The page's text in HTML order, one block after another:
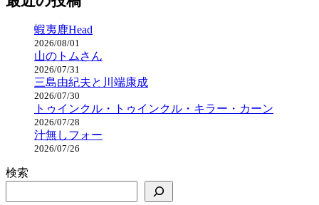
蝦夷鹿Head
2026/08/01
山のトムさん
2026/07/31
三島由紀夫と川端康成
2026/07/30
トゥインクル・トゥインクル・キラー・カーン
2026/07/28
汁無しフォー
2026/07/26
検索